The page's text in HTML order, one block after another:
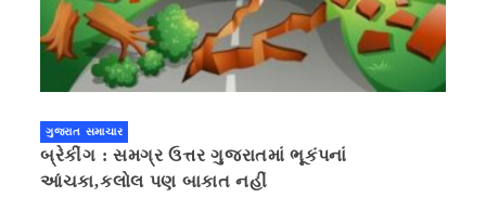
ગુજરાત સમાચાર
બ્રેકીંગ : સમગ્ર ઉત્તર ગુજરાતમાં ભૂકંપનાં
આંચકા,કલોલ પણ બાકાત નહીં